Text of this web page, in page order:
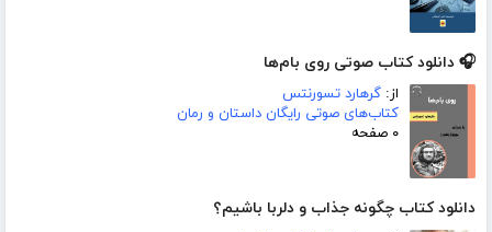
🎧 دانلود کتاب صوتی روی بام‌ها
از: گرهارد تسورنتس
کتاب‌های صوتی رایگان داستان و رمان
۰ صفحه
دانلود کتاب چگونه جذاب و دلربا باشیم؟